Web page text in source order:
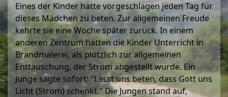
Eines der Kinder hatte vorgeschlagen jeden Tag für
dieses Mädchen zu beten. Zur allgemeinen Freude
kehrte sie eine Woche später zurück. In einem
anderen Zentrum hatten die Kinder Unterricht in
Brandmalerei, als plötzlich zur allgemeinen
Enttäuschung, der Strom abgestellt wurde. Ein
Junge sagte sofort: "Lasst uns beten, dass Gott uns
Licht (Strom) schenkt." Die Jungen stand auf,